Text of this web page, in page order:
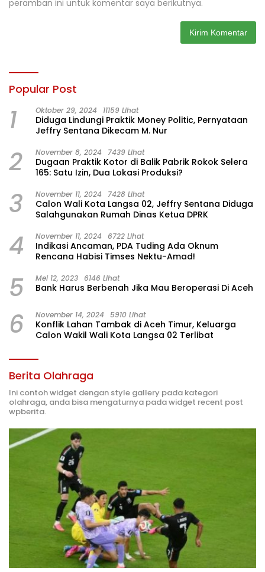
peramban ini untuk komentar saya berikutnya.
Popular Post
1 Oktober 29, 2024 11159 Lihat
Diduga Lindungi Praktik Money Politic, Pernyataan
Jeffry Sentana Dikecam M. Nur
2 November 8, 2024 7439 Lihat
Dugaan Praktik Kotor di Balik Pabrik Rokok Selera
165: Satu Izin, Dua Lokasi Produksi?
3 November 11, 2024 7428 Lihat
Calon Wali Kota Langsa 02, Jeffry Sentana Diduga
Salahgunakan Rumah Dinas Ketua DPRK
4 November 11, 2024 6722 Lihat
Indikasi Ancaman, PDA Tuding Ada Oknum
Rencana Habisi Timses Nektu-Amad!
5 Mei 12, 2023 6146 Lihat
Bank Harus Berbenah Jika Mau Beroperasi Di Aceh
6 November 14, 2024 5910 Lihat
Konflik Lahan Tambak di Aceh Timur, Keluarga
Calon Wakil Wali Kota Langsa 02 Terlibat
Berita Olahraga
Ini contoh widget dengan style gallery pada kategori
olahraga, anda bisa mengaturnya pada widget recent post
wpberita.